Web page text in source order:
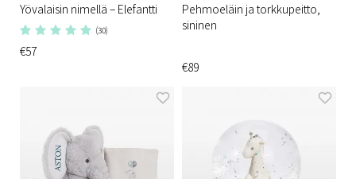
Yövalaisin nimellä – Elefantti
(30)
€57
Pehmoeläin ja torkkupeitto,
sininen
€89